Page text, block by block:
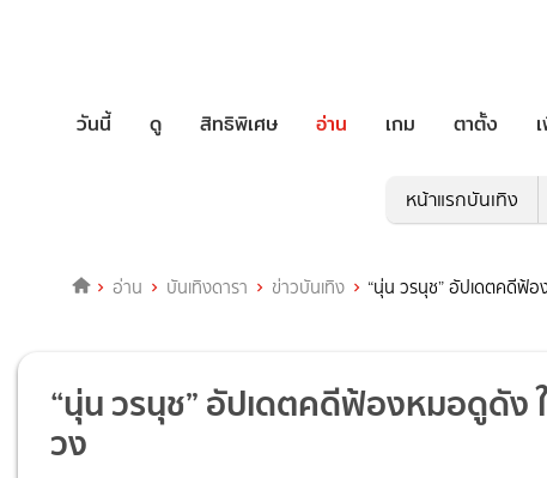
วันนี้ ดู สิทธิพิเศษ อ่าน เกม ตาตั้ง
หน้าแรกบันเทิง
อ่าน บันเทิงดารา ข่าวบันเทิง “นุ่น วรนุช” อัปเดตคดีฟ้
“นุ่น วรนุช” อัปเดตคดีฟ้องหมอดูดั
วง